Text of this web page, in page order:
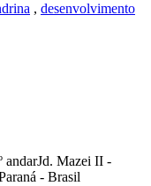
, desenvolvimento
andarJd. Mazei II -
- Brasil